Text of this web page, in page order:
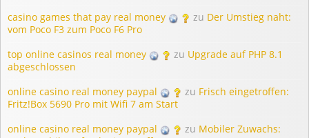
casino games that pay real money
zu Der Umstieg naht:
vom Poco F3 zum Poco F6 Pro
top online casinos real money
zu Upgrade auf PHP 8.1
abgeschlossen
online casino real money paypal
zu Frisch eingetroffen:
Fritz!Box 5690 Pro mit Wifi 7 am Start
online casino real money paypal
zu Mobiler Zuwachs: